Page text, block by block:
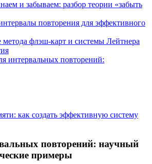
и забываем: разбор теории «забыть
повторения для эффективного
метода флэш-карт и системы Лейтнера
интервальных повторений:
как создать эффективную систему
повторений: научный
примеры